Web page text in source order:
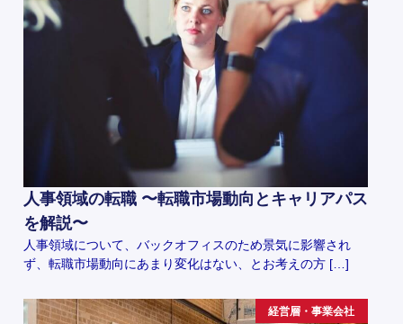
人事領域の転職 〜転職市場動向とキャリアパス
を解説〜
人事領域について、バックオフィスのため景気に影響され
ず、転職市場動向にあまり変化はない、とお考えの方 […]
経営層・事業会社